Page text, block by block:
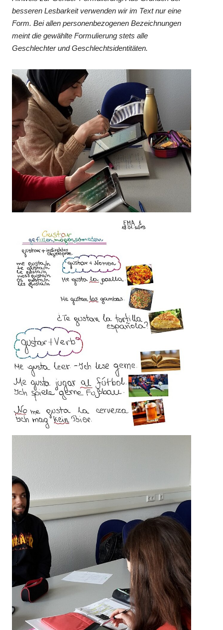
besseren Lesbarkeit verwenden wir im Text nur eine
Form. Bei allen personenbezogenen Bezeichnungen
meint die gewählte Formulierung stets alle
Geschlechter und Geschlechtsidentitäten.